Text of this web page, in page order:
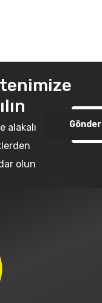
alakalı
olun
Gönder